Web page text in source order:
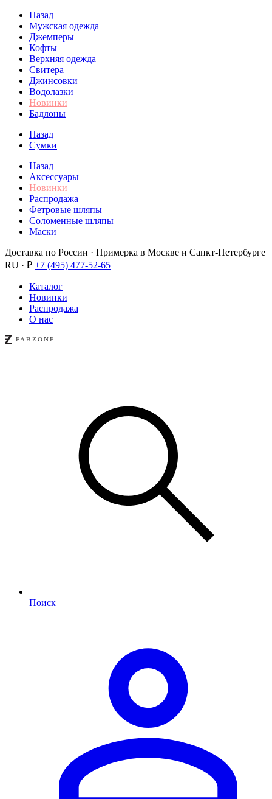
Назад
Мужская одежда
Джемперы
Кофты
Верхняя одежда
Свитера
Джинсовки
Водолазки
Новинки
Бадлоны
Назад
Сумки
Назад
Аксессуары
Новинки
Распродажа
Фетровые шляпы
Соломенные шляпы
Маски
Доставка по России · Примерка в Москве и Санкт-Петербурге
RU · ₽ +7 (495) 477-52-65
Каталог
Новинки
Распродажа
О нас
Поиск